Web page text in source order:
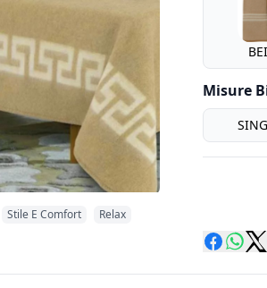
Stile E Comfort
Relax
Misure
misure